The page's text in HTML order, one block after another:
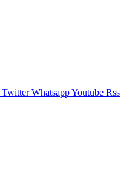
Twitter WhatsappYoutube Rss